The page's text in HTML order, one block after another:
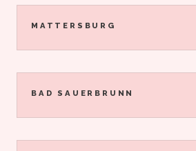
MATTERSBURG
BAD SAUERBRUNN